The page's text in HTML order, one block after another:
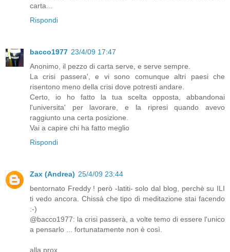
carta...
Rispondi
bacco1977 23/4/09 17:47
Anonimo, il pezzo di carta serve, e serve sempre.
La crisi passera', e vi sono comunque altri paesi che
risentono meno della crisi dove potresti andare.
Certo, io ho fatto la tua scelta opposta, abbandonai
l'universita' per lavorare, e la ripresi quando avevo
raggiunto una certa posizione.
Vai a capire chi ha fatto meglio
Rispondi
Zax (Andrea) 25/4/09 23:44
bentornato Freddy ! però -latiti- solo dal blog, perchè su ILI
ti vedo ancora. Chissà che tipo di meditazione stai facendo
:-)
@bacco1977: la crisi passerà, a volte temo di essere l'unico
a pensarlo ... fortunatamente non è così.
alla prox